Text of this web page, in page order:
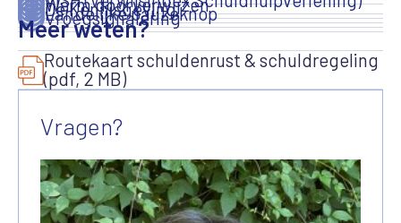
Vroegsignalering
Landelijke pauzeknop
De Kennisgeving
Warm doorverwijzen
Meer weten?
Routekaart schuldenrust & schuldregeling
(pdf, 2 MB)
Vragen?